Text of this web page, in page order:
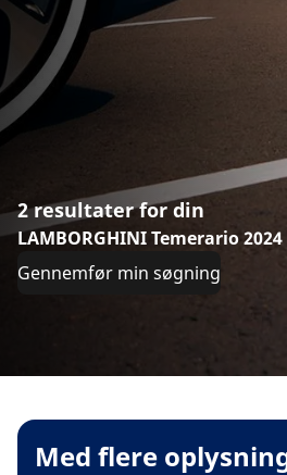
2 resultater for din
LAMBORGHINI Temerario 2024
Gennemfør min søgning
Med flere